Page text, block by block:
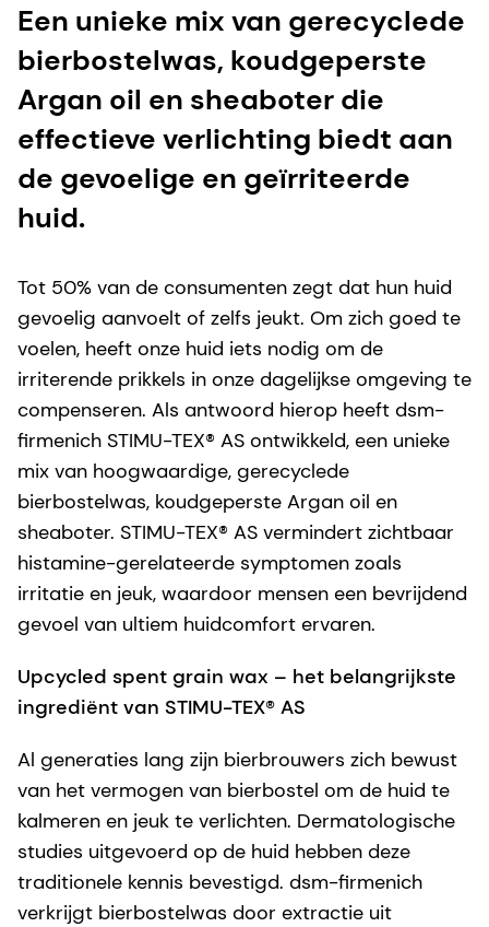
Een unieke mix van gerecyclede
bierbostelwas, koudgeperste
Argan oil en sheaboter die
effectieve verlichting biedt aan
de gevoelige en geïrriteerde
huid.
Tot 50% van de consumenten zegt dat hun huid
gevoelig aanvoelt of zelfs jeukt. Om zich goed te
voelen, heeft onze huid iets nodig om de
irriterende prikkels in onze dagelijkse omgeving te
compenseren. Als antwoord hierop heeft dsm-
firmenich STIMU-TEX® AS ontwikkeld, een unieke
mix van hoogwaardige, gerecyclede
bierbostelwas, koudgeperste Argan oil en
sheaboter. STIMU-TEX® AS vermindert zichtbaar
histamine-gerelateerde symptomen zoals
irritatie en jeuk, waardoor mensen een bevrijdend
gevoel van ultiem huidcomfort ervaren.
Upcycled spent grain wax – het belangrijkste
ingrediënt van STIMU-TEX® AS
Al generaties lang zijn bierbrouwers zich bewust
van het vermogen van bierbostel om de huid te
kalmeren en jeuk te verlichten. Dermatologische
studies uitgevoerd op de huid hebben deze
traditionele kennis bevestigd. dsm-firmenich
verkrijgt bierbostelwas door extractie uit